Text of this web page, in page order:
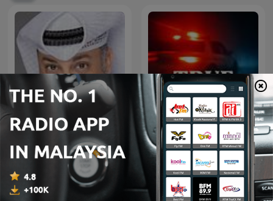
سوالف طريق - ابو طلال
الحمراني
True Crime Documentary